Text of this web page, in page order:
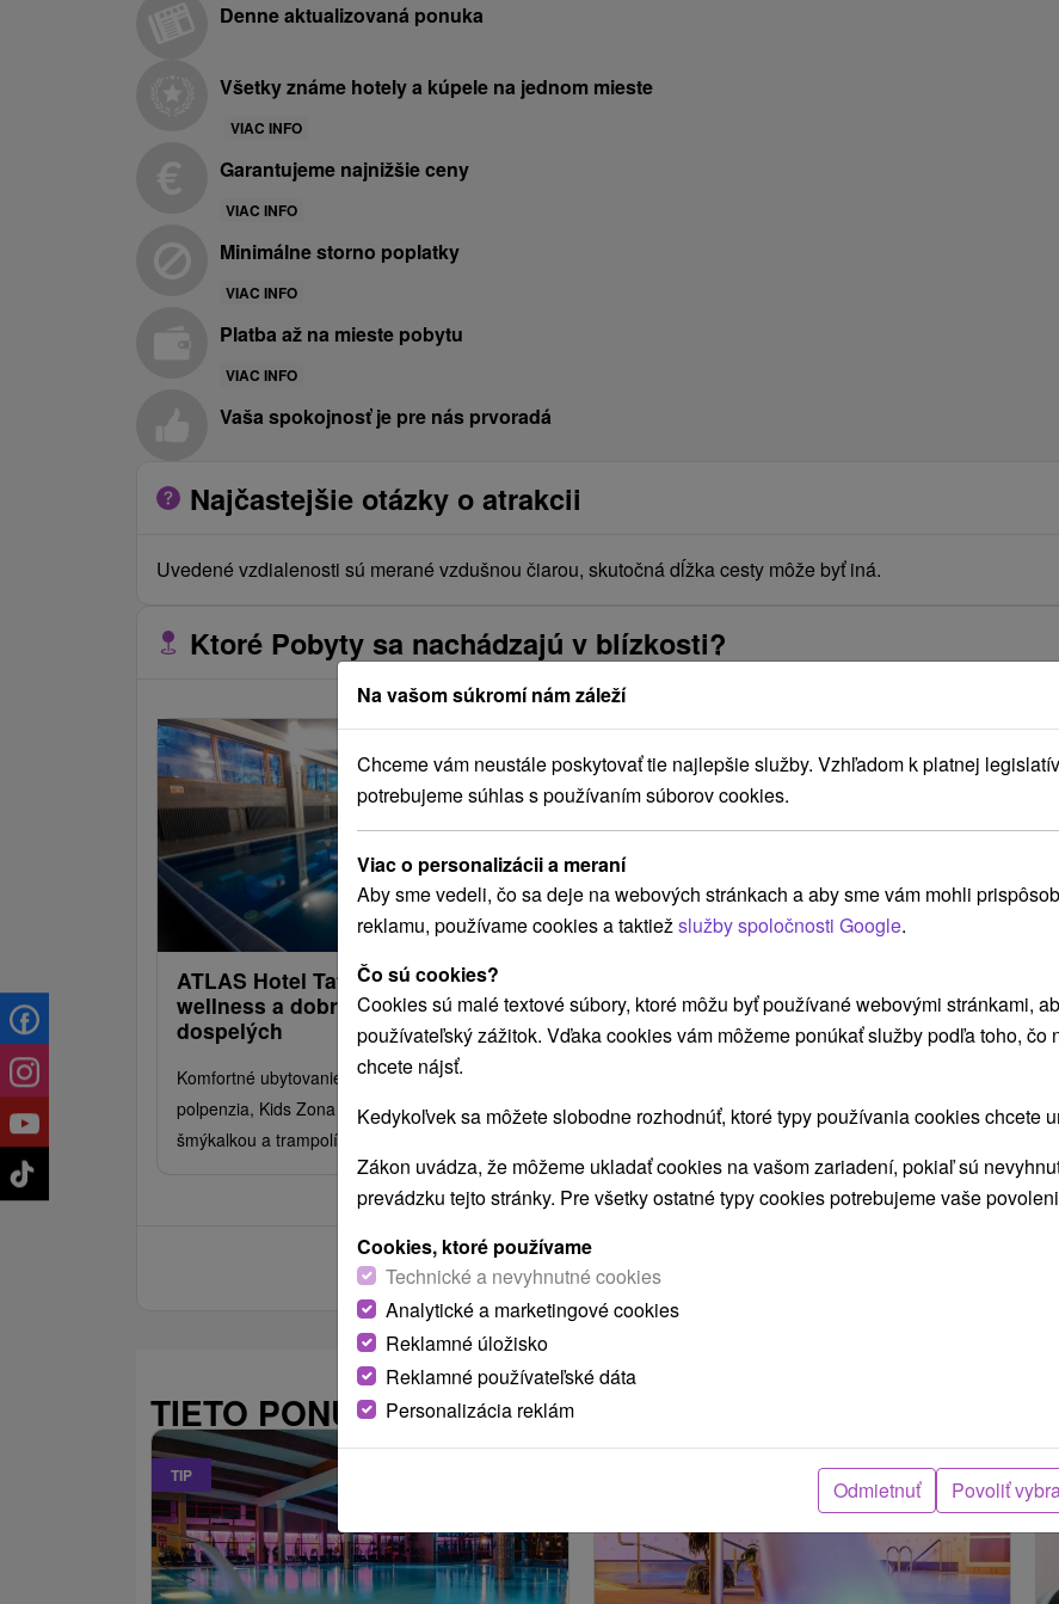
Denne aktualizovaná ponuka
Všetky známe hotely a kúpele na jednom mieste
VIAC INFO
Garantujeme najnižšie ceny
VIAC INFO
Minimálne storno poplatky
VIAC INFO
Platba až na mieste pobytu
VIAC INFO
Vaša spokojnosť je pre nás prvoradá
Najčastejšie otázky o atrakcii
Uvedené vzdialenosti sú merané vzdušnou čiarou, skutočná dĺžka cesty môže byť iná.
Ktoré Pobyty sa nachádzajú v blízkosti?
ATLAS Hotel Tatry: Komfort,
wellness a dobrodružstvo pre deti aj
dospelých
Komfortné ubytovanie, bufetové raňajky alebo
polpenzia, Kids Zona s guľôčkovým bazénom,
šmýkalkou a trampolínou.
prírode Belianskych Tatier:
Apartmány pre náročných hostí
kuchynkou, podlahovým kúrením, bufetovou
minút chôdze.
TIETO PONUKY BY VÁS MOHLI TIEŽ ZAUJÍMAŤ
TIP
Na vašom súkromí nám záleží
Chceme vám neustále poskytovať tie najlepšie služby. Vzhľadom k platnej
potrebujeme súhlas s používaním súborov cookies.
Viac o personalizácii a meraní
Aby sme vedeli, čo sa deje na webových stránkach a aby sme vám mohli
reklamu, používame cookies a taktiež služby spoločnosti Google.
Čo sú cookies?
Cookies sú malé textové súbory, ktoré môžu byť používané webovými stránkami,
používateľský zážitok. Vďaka cookies vám môžeme ponúkať služby podľa toho, čo
chcete nájsť.
Kedykoľvek sa môžete slobodne rozhodnúť, ktoré typy používania cookies chcete
Zákon uvádza, že môžeme ukladať cookies na vašom zariadení, pokiaľ sú
prevádzku tejto stránky. Pre všetky ostatné typy cookies potrebujeme vaše
Cookies, ktoré používame
Technické a nevyhnutné cookies
Analytické a marketingové cookies
Reklamné úložisko
Reklamné používateľské dáta
Personalizácia reklám
Odmietnuť Povoliť